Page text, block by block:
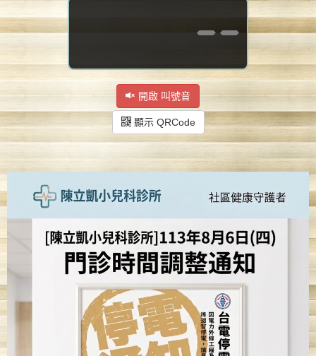
--
開啟 叫號音
顯示 QRCode